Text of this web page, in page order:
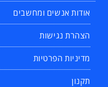
אודות אנשים ומחשבים
הצהרת נגישות
מדיניות הפרטיות
תקנון